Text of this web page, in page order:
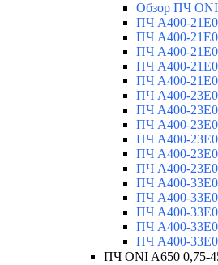
Обзор ПЧ
ПЧ A400-
ПЧ A400-
ПЧ A400-
ПЧ A400-
ПЧ A400-
ПЧ A400-
ПЧ A400-
ПЧ A400-
ПЧ A400-
ПЧ A400-
ПЧ A400-
ПЧ A400-
ПЧ A400-
ПЧ A400-
ПЧ A400-
ПЧ A400-
ПЧ ONI A650 0,75-